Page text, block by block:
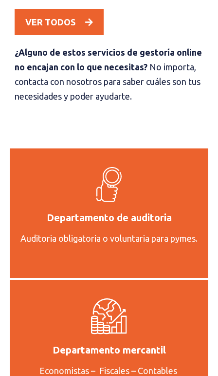
VER TODOS
¿Alguno de estos servicios de gestoría online
no encajan con lo que necesitas? No importa,
contacta con nosotros para saber cuáles son tus
necesidades y poder ayudarte.
Departamento de auditoria
Auditoria obligatoria o voluntaria para pymes.
Departamento mercantil
Economistas – Fiscales – Contables